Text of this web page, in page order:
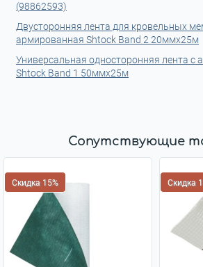
(98862593)
Двусторонняя лента для кровельных
армированная Shtock Band 2 20ммx25м
Универсальная односторонняя лента с
Shtock Band 1 50ммx25м
Сопутствующие
Скидка 15% Скидка